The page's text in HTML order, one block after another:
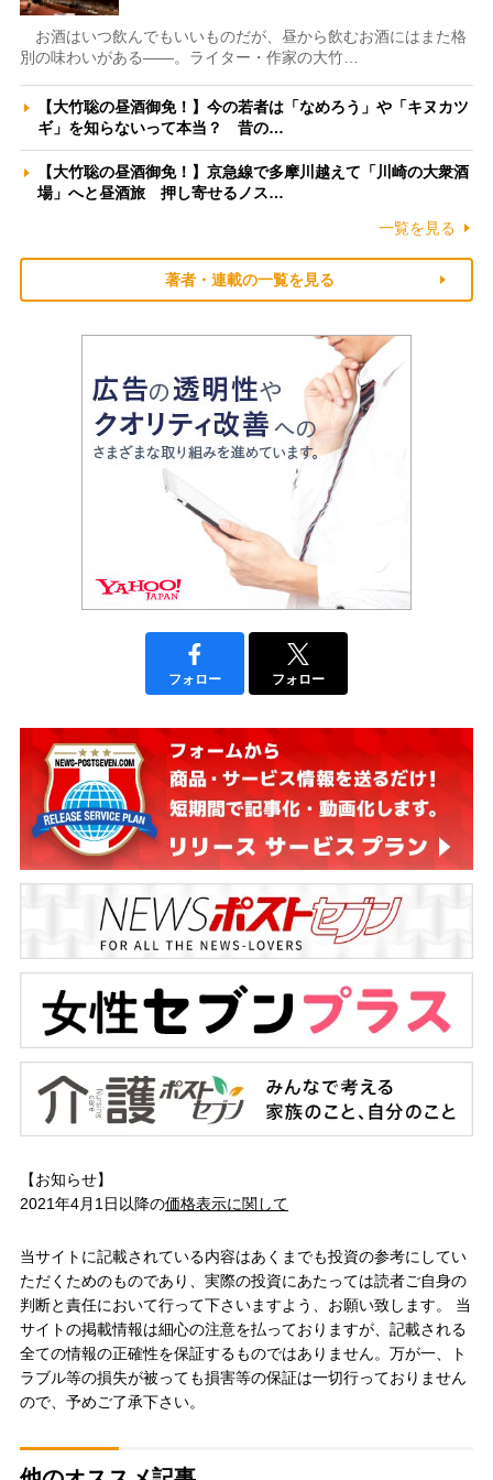
お酒はいつ飲んでもいいものだが、昼から飲むお酒にはまた格
別の味わいがある――。ライター・作家の大竹…
【大竹聡の昼酒御免！】今の若者は「なめろう」や「キヌカツ
ギ」を知らないって本当？ 昔の…
【大竹聡の昼酒御免！】京急線で多摩川越えて「川崎の大衆酒
場」へと昼酒旅 押し寄せるノス…
一覧を見る
著者・連載の一覧を見る
フォロー フォロー
【お知らせ】
2021年4月1日以降の価格表示に関して
当サイトに記載されている内容はあくまでも投資の参考にしてい
ただくためのものであり、実際の投資にあたっては読者ご自身の
判断と責任において行って下さいますよう、お願い致します。 当
サイトの掲載情報は細心の注意を払っておりますが、記載される
全ての情報の正確性を保証するものではありません。万が一、ト
ラブル等の損失が被っても損害等の保証は一切行っておりません
ので、予めご了承下さい。